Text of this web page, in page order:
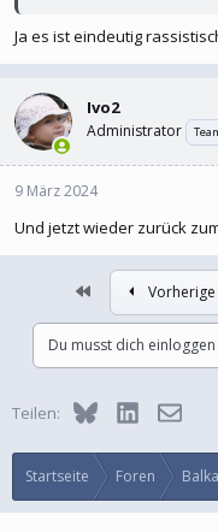
Ja es ist eindeutig
Ivo2
Administrator
9 März 2024
Und jetzt wieder zurück
Erste Vorherige
Du musst dich
Teilen: BlueskyLinkedInE-Mail
Startseite Foren